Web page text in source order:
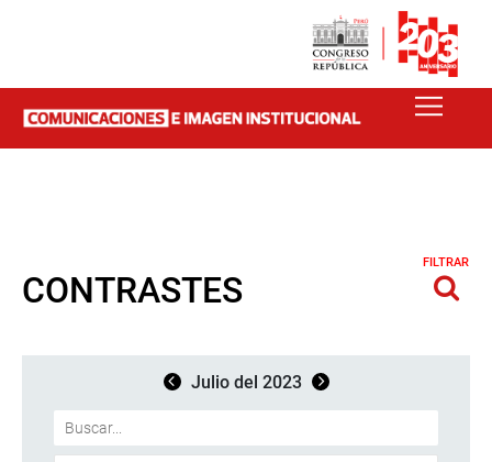
CONTRASTES
FILTRAR
Julio del 2023